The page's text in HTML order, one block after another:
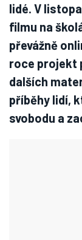
lidé. V
filmu na
převážně
roce projekt
dalších
příběhy lidí,
svobodu a